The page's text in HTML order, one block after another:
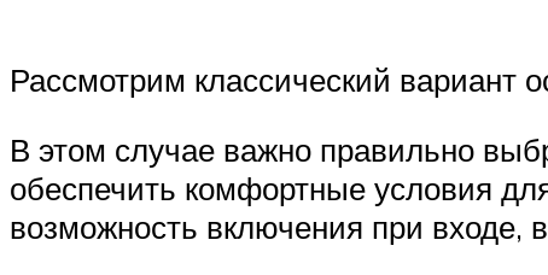
Рассмотрим классический вариант
В этом случае важно правильно
обеспечить комфортные условия
возможность включения при входе,